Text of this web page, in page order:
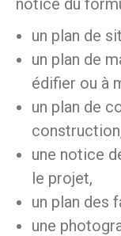
notice du
un plan de
un plan de
édifier ou à
un plan de
une notice
le projet,
un plan des
une